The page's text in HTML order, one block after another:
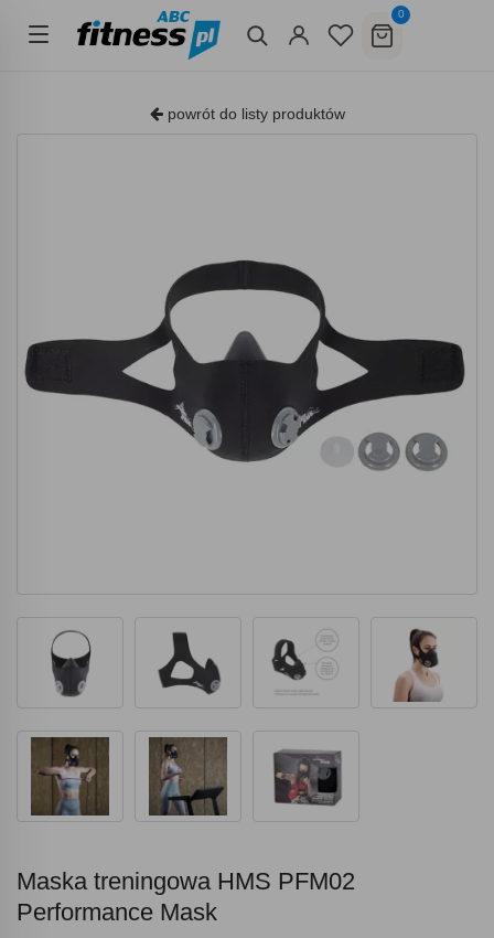
0
powrót do listy produktów
Maska treningowa HMS PFM02
Performance Mask